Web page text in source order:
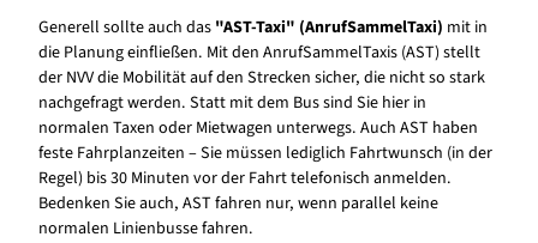
Generell sollte auch das "AST-Taxi" (AnrufSammelTaxi) mit in
die Planung einfließen. Mit den AnrufSammelTaxis (AST) stellt
der NVV die Mobilität auf den Strecken sicher, die nicht so stark
nachgefragt werden. Statt mit dem Bus sind Sie hier in
normalen Taxen oder Mietwagen unterwegs. Auch AST haben
feste Fahrplanzeiten – Sie müssen lediglich Fahrtwunsch (in der
Regel) bis 30 Minuten vor der Fahrt telefonisch anmelden.
Bedenken Sie auch, AST fahren nur, wenn parallel keine
normalen Linienbusse fahren.